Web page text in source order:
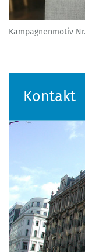
Kampagnenmotiv Nr.
Kontakt